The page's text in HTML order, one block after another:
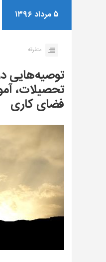
۵ مرداد ۱۳۹۶
متفرقه
توصیه‌هایی
تحصیلات،
فضای کاری